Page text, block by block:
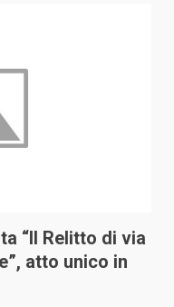
“Il Relitto di via
atto unico in